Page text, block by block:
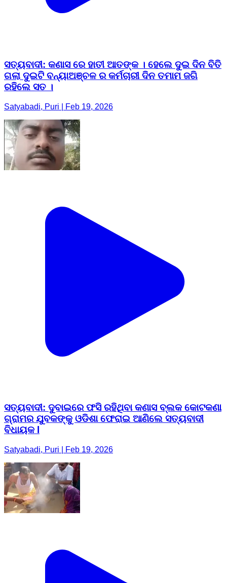
ସତ୍ୟବାଦୀ: କଣାସ ରେ ହାତୀ ଆତଙ୍କ । ହେଲେ ଦୁଇ ଦିନ ବିତି
ଗଲା ଦୁଇଟି ବନ୍ୟାଅଞ୍ଚଳ ର କର୍ମଚାରୀ ଦିନ ତମାମ ଜଗି
ରହିଲେ ସତ ।
Satyabadi, Puri | Feb 19, 2026
ସତ୍ୟବାଦୀ: ଦୁବାଇରେ ଫସି ରହିଥିବା କଣାସ ବ୍ଲକ କୋଟକଣା
ଗ୍ରାମର ଯୁବକଙ୍କୁ ଓଡିଶା ଫେରାଇ ଆଣିଲେ ସତ୍ୟବାଦୀ
ବିଧାୟକ l
Satyabadi, Puri | Feb 19, 2026